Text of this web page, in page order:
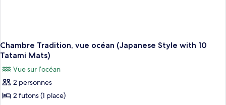
Chambre Tradition, vue océan (Japanese Style with 10
Tatami Mats)
Vue sur l’océan
2 personnes
2 futons (1 place)